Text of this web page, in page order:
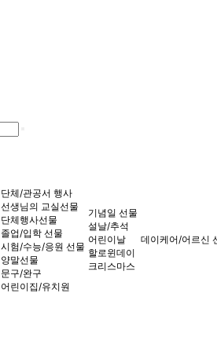
단체/관공서 행사
선생님의 교실선물
단체행사선물
졸업/입학 선물
시험/수능/응원 선물
양말선물
문구/완구
어린이집/유치원
기념일 선물
설날/추석
어린이날
할로윈데이
크리스마스
데이케어/어르신